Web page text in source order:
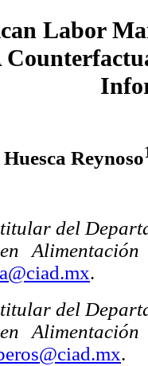
Labor
Reynoso
del
.
del
.